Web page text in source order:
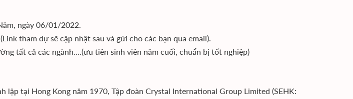
ngày 06/01/2022.
tham dự sẽ cập nhật sau và gửi cho các bạn qua email).
tất cả các ngành....(ưu tiên sinh viên năm cuối, chuẩn bị tốt nghiệp)
lập tại Hong Kong năm 1970, Tập đoàn Crystal International Group Limited (SEHK: